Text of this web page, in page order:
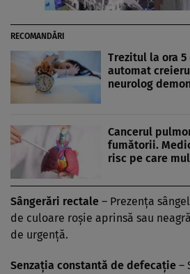
RECOMANDĂRI
Trezitul la ora
automat
neurolog
Cancerul
fumătorii.
risc pe care
Sângerări rectale – Prezența
de culoare roșie aprinsă sau
de urgență.
Senzația constantă de defecație –